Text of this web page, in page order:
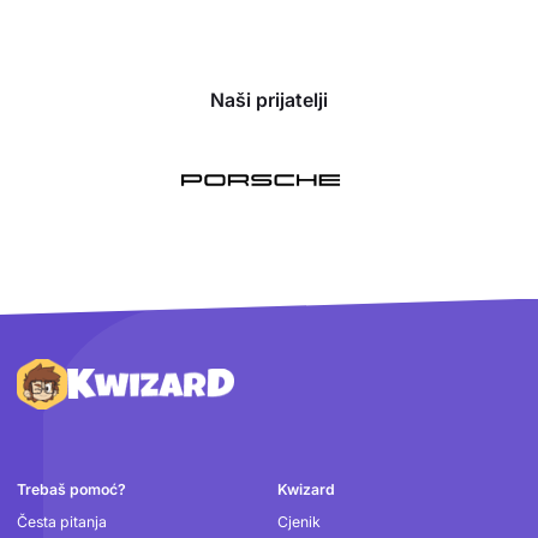
Naši prijatelji
Podnožje
Trebaš pomoć?
Česta pitanja
Kwizard
Cjenik